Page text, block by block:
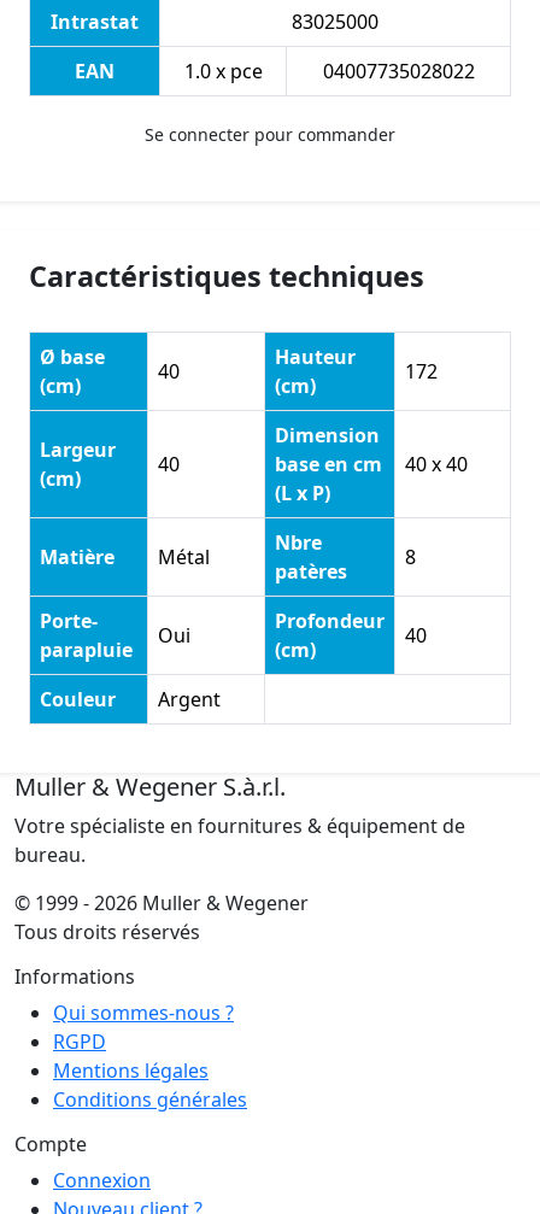
Intrastat
83025000
EAN
1.0 x pce 04007735028022
Se connecter pour commander
Caractéristiques techniques
Ø base
(cm)
40
Hauteur
(cm)
172
Largeur
(cm)
40
Dimension
base en cm
(L x P)
40 x 40
Matière Métal
Nbre
patères
8
Porte-
parapluie
Oui
Profondeur
(cm)
40
Couleur Argent
Muller & Wegener S.à.r.l.
Votre spécialiste en fournitures & équipement de
bureau.
© 1999 - 2026 Muller & Wegener
Tous droits réservés
Informations
Qui sommes-nous ?
RGPD
Mentions légales
Conditions générales
Compte
Connexion